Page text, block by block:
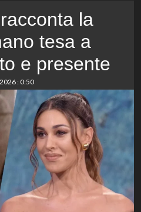
la
tesa a
e presente
: 0:50